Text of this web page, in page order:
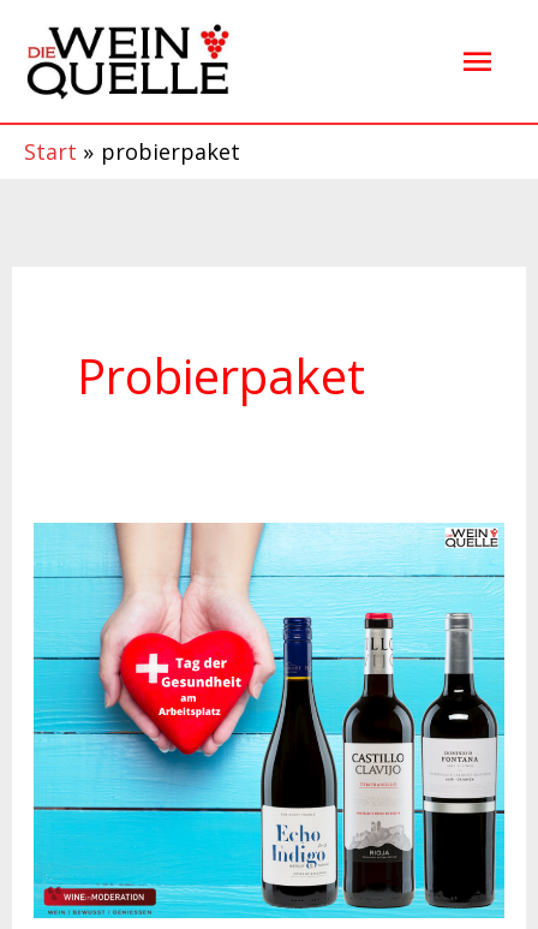
Inhalt
springen
Start probierpaket
Probierpaket
der
Gesundheit
am
Arbeitsplatz